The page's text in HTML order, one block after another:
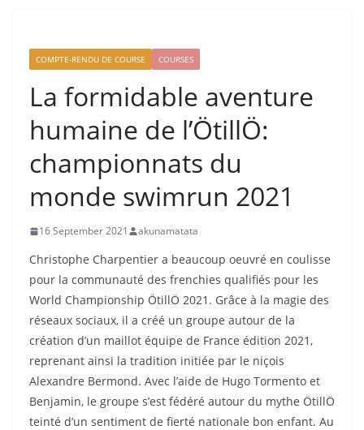
COMPTE-RENDU DE COURSE COURSES
La formidable aventure
humaine de l’ÖtillÖ:
championnats du
monde swimrun 2021
16 September 2021 akunamatata
Christophe Charpentier a beaucoup oeuvré en coulisse
pour la communauté des frenchies qualifiés pour les
World Championship ÖtillÖ 2021. Grâce à la magie des
réseaux sociaux, il a créé un groupe autour de la
création d’un maillot équipe de France édition 2021,
reprenant ainsi la tradition initiée par le niçois
Alexandre Bermond. Avec l’aide de Hugo Tormento et
Benjamin, le groupe s’est fédéré autour du mythe ÖtillÖ
teinté d’un sentiment de fierté nationale bon enfant. Au